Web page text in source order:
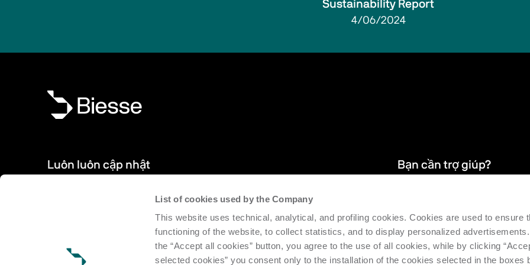
List of cookies used by the Company
This website uses technical, analytical, and profiling cookies. Cookies are used to ensure
functioning of the website, to collect statistics, and to display personalized
the “Accept all cookies” button, you agree to the use of all cookies, while by clicking
selected cookies” you consent only to the installation of the cookies selected in the boxes
Sustainability Report
4/06/2024
Luôn luôn cập nhật
cập nhật tin tức từ thế giới Biesse.
Đăng ký
Bạn cần trợ giúp?
hỗ trợ hiệu quả và năng suất của
Yêu cầu hỗ trợ